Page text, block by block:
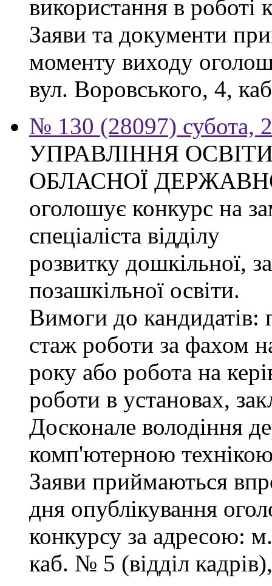
використання в роботі
Заяви та документи
моменту виходу
вул. Воровського, 4,
№ 130 (28097) субота,
УПРАВЛІННЯ
ОБЛАСНОЇ
оголошує конкурс на
спеціаліста відділу
розвитку дошкільної,
позашкільної освіти.
Вимоги до кандидатів:
стаж роботи за фахом
року або робота на
роботи в установах,
Досконале володіння
комп'ютерною
Заяви приймаються
дня опублікування
конкурсу за адресою:
каб. № 5 (відділ